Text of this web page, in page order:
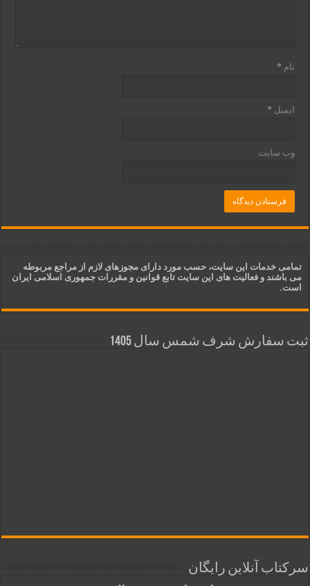
نام*
ایمیل*
وب‌ سایت
تمامی خدمات این سایت، حسب مورد دارای مجوزهای لازم از مراجع مربوطه
می باشند و فعالیت های این سایت تابع قوانین و مقررات جمهوری اسلامی ایران
است.
ثبت سفارش شرف شمس سال 1405
سرکتاب آنلاین رایگان